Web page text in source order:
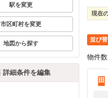
駅を変更
市区町村を変更
地図から探す
詳細条件を編集
現在
並び替
物件数